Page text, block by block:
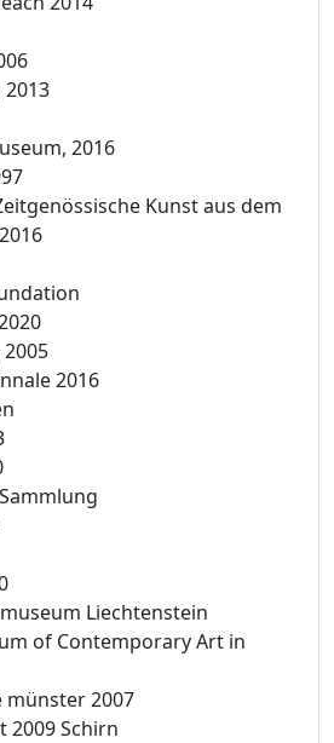
2013
2016
Kunst aus dem
2016
Liechtenstein
of Contemporary Art in
2007
2009 Schirn